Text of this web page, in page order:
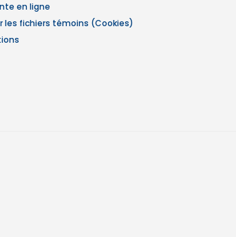
en ligne
les fichiers témoins (Cookies)